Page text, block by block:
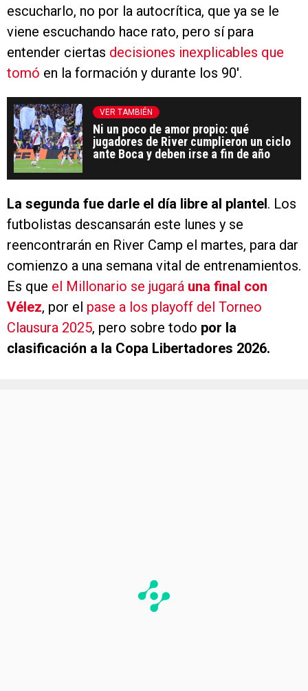
escucharlo, no por la autocrítica, que ya se le
viene escuchando hace rato, pero sí para
entender ciertas decisiones inexplicables que
tomó en la formación y durante los 90′.
VER TAMBIÉN
Ni un poco de amor propio: qué
jugadores de River cumplieron un ciclo
ante Boca y deben irse a fin de año
La segunda fue darle el día libre al plantel . Los
futbolistas descansarán este lunes y se
reencontrarán en River Camp el martes, para dar
comienzo a una semana vital de entrenamientos.
Es que el Millonario se jugará una final con
Vélez, por el pase a los playoff del Torneo
Clausura 2025, pero sobre todo por la
clasificación a la Copa Libertadores 2026.